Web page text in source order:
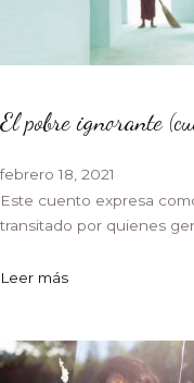
El pobre ignorante
febrero 18, 2021
Este cuento expresa
transitado por quienes
Leer más